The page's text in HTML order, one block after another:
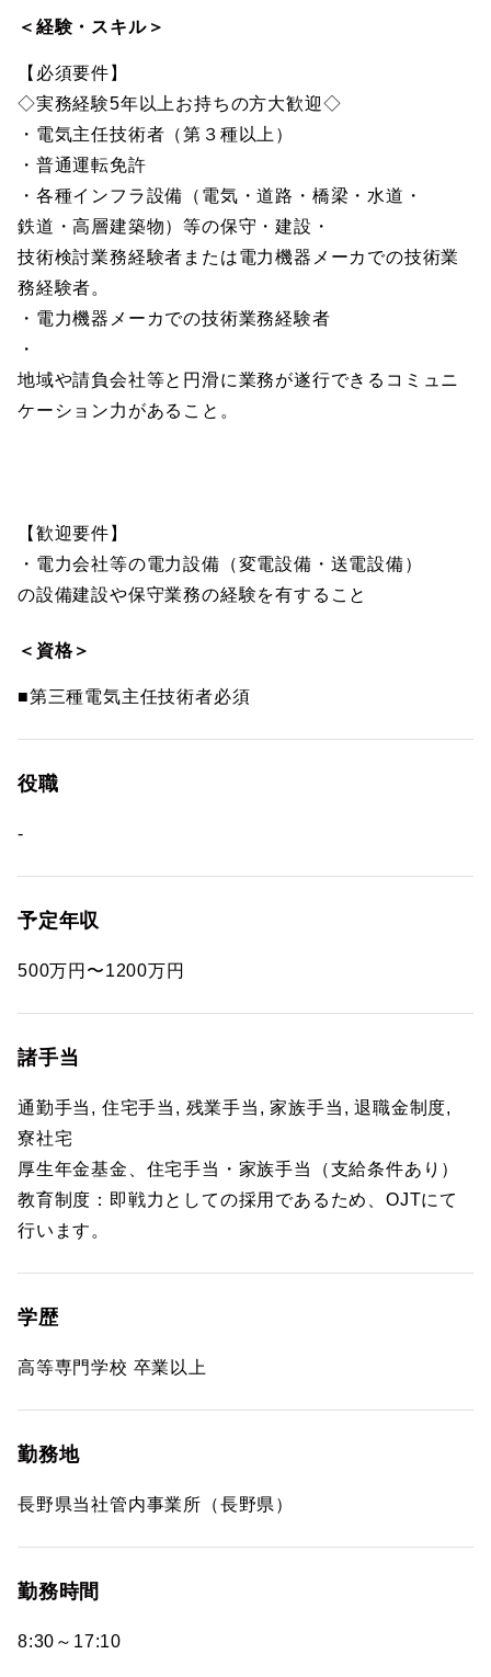
＜経験・スキル＞
【必須要件】
◇実務経験5年以上お持ちの方大歓迎◇
・電気主任技術者（第３種以上）
・普通運転免許
・各種インフラ設備（電気・道路・橋梁・水道・
鉄道・高層建築物）等の保守・建設・
技術検討業務経験者または電力機器メーカでの技術業
務経験者。
・電力機器メーカでの技術業務経験者
・
地域や請負会社等と円滑に業務が遂行できるコミュニ
ケーション力があること。
【歓迎要件】
・電力会社等の電力設備（変電設備・送電設備）
の設備建設や保守業務の経験を有すること
＜資格＞
■第三種電気主任技術者必須
役職
-
予定年収
500万円〜1200万円
諸手当
通勤手当, 住宅手当, 残業手当, 家族手当, 退職金制度,
寮社宅
厚生年金基金、住宅手当・家族手当（支給条件あり）
教育制度：即戦力としての採用であるため、OJTにて
行います。
学歴
高等専門学校 卒業以上
勤務地
長野県当社管内事業所（長野県）
勤務時間
8:30～17:10